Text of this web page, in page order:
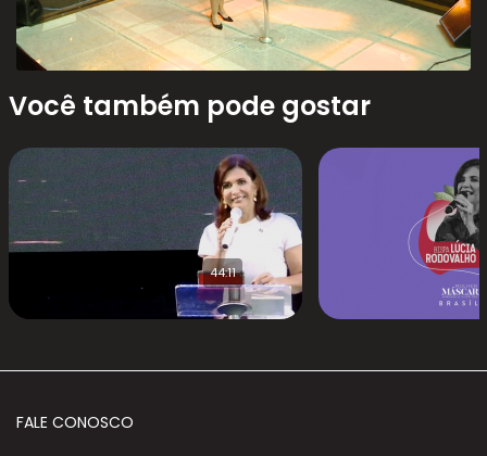
Você também pode gostar
44:11
FALE CONOSCO